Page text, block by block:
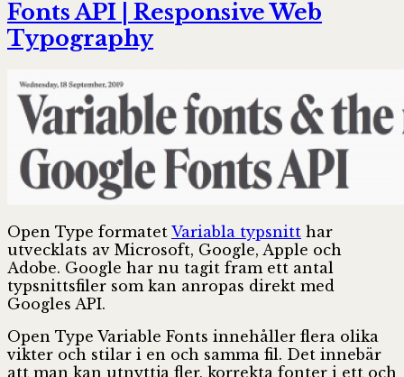
Fonts API | Responsive Web
Typography
Open Type formatet Variabla typsnitt har
utvecklats av Microsoft, Google, Apple och
Adobe. Google har nu tagit fram ett antal
typsnittsfiler som kan anropas direkt med
Googles API.
Open Type Variable Fonts innehåller flera olika
vikter och stilar i en och samma fil. Det innebär
att man kan utnyttja fler, korrekta fonter i ett och